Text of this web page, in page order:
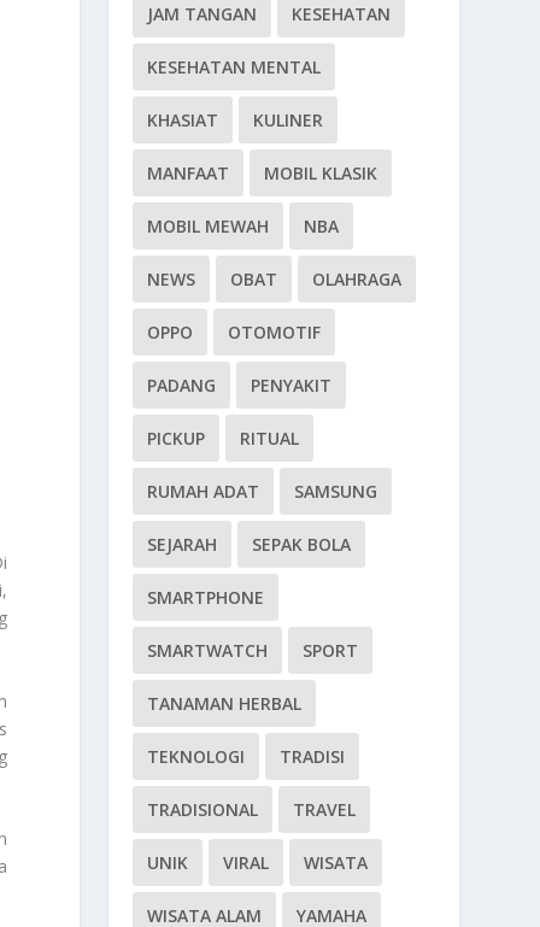
JAM TANGAN KESEHATAN
KESEHATAN MENTAL
KHASIAT KULINER
MANFAAT MOBIL KLASIK
MOBIL MEWAH NBA
NEWS OBAT OLAHRAGA
OPPO OTOMOTIF
PADANG PENYAKIT
PICKUP RITUAL
RUMAH ADAT SAMSUNG
SEJARAH SEPAK BOLA
SMARTPHONE
SMARTWATCH SPORT
TANAMAN HERBAL
TEKNOLOGI TRADISI
TRADISIONAL TRAVEL
UNIK VIRAL WISATA
WISATA ALAM YAMAHA